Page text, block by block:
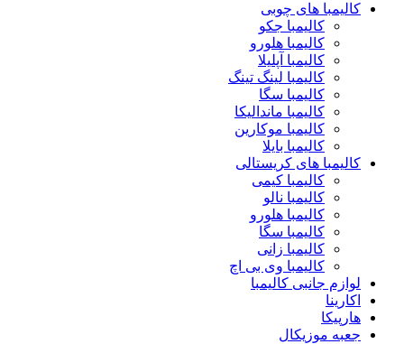
کالیمبا های چوبی
کالیمبا جکو
کالیمبا هلورو
کالیمبا آپلیلا
کالیمبا لینگ تینگ
کالیمبا سگا
کالیمبا ماندالیکا
کالیمبا موکارین
کالیمبا بایلا
کالیمبا های کریستالی
کالیمبا کیمی
کالیمبا نالو
کالیمبا هلورو
کالیمبا سگا
کالیمبا زانی
کالیمبا وی بی اچ
لوازم جانبی کالیمبا
اکارینا
هارپیکا
جعبه موزیکال